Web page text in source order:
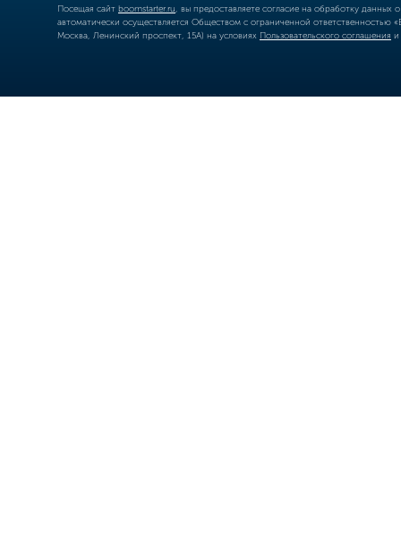
Посещая сайт boomstarter.ru , вы предоставляете согласие на обработку
автоматически осуществляется Обществом с ограниченной
Москва, Ленинский проспект, 15А) на условиях Пользовательского соглашения и